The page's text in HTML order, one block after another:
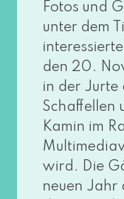
Fotos und
unter dem
den 20.
in der Jurte
Schaffellen
Kamin im
wird. Die
neu­en Jahr